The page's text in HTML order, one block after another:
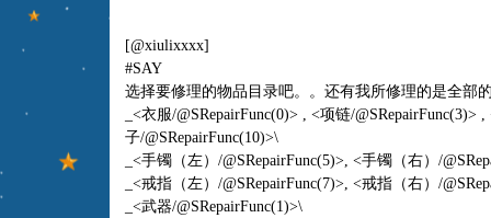
[@xiulixxxx]
#SAY
选择要修理的物品目录吧。。还有我所修理的是全部
_<衣服/@SRepairFunc(0)> , <项链/@SRepairFunc(3)> ,
子/@SRepairFunc(10)>\
_<手镯（左） /@SRepairFunc(5)>, <手镯（右） /
_<戒指（左） /@SRepairFunc(7)>, <戒指（右） /
_<武器/@SRepairFunc(1)>\